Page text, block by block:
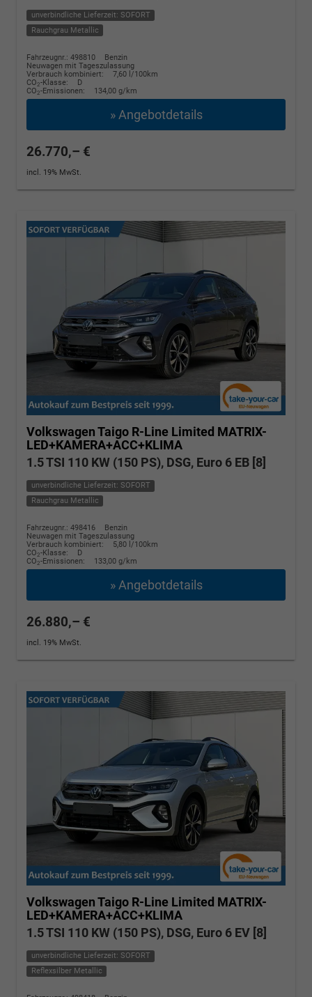
unverbindliche Lieferzeit: SOFORT
Rauchgrau Metallic
Fahrzeugnr.: 498810
Benzin
Neuwagen mit Tageszulassung
Verbrauch kombiniert:
7,60 l/100km
CO2-Klasse:
D
CO2-Emissionen: 134,00 g/km
» Angebotdetails
26.770,– €
incl. 19% MwSt.
Volkswagen Taigo R-Line Limited MATRIX-
LED+KAMERA+ACC+KLIMA
1.5 TSI 110 KW (150 PS), DSG, Euro 6 EB [8]
unverbindliche Lieferzeit: SOFORT
Rauchgrau Metallic
Fahrzeugnr.: 498416
Benzin
Neuwagen mit Tageszulassung
Verbrauch kombiniert:
5,80 l/100km
CO2-Klasse:
D
CO2-Emissionen: 133,00 g/km
» Angebotdetails
26.880,– €
incl. 19% MwSt.
Volkswagen Taigo R-Line Limited MATRIX-
LED+KAMERA+ACC+KLIMA
1.5 TSI 110 KW (150 PS), DSG, Euro 6 EV [8]
unverbindliche Lieferzeit: SOFORT
Reflexsilber Metallic